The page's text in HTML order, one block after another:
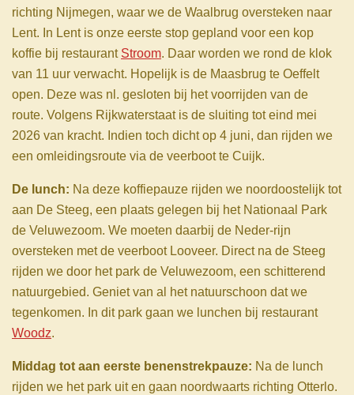
richting Nijmegen, waar we de Waalbrug oversteken naar
Lent. In Lent is onze eerste stop gepland voor een kop
koffie bij restaurant Stroom. Daar worden we rond de klok
van 11 uur verwacht. Hopelijk is de Maasbrug te Oeffelt
open. Deze was nl. gesloten bij het voorrijden van de
route. Volgens Rijkwaterstaat is de sluiting tot eind mei
2026 van kracht. Indien toch dicht op 4 juni, dan rijden we
een omleidingsroute via de veerboot te Cuijk.
De lunch: Na deze koffiepauze rijden we noordoostelijk tot
aan De Steeg, een plaats gelegen bij het Nationaal Park
de Veluwezoom. We moeten daarbij de Neder-rijn
oversteken met de veerboot Looveer. Direct na de Steeg
rijden we door het park de Veluwezoom, een schitterend
natuurgebied. Geniet van al het natuurschoon dat we
tegenkomen. In dit park gaan we lunchen bij restaurant
Woodz.
Middag tot aan eerste benenstrekpauze: Na de lunch
rijden we het park uit en gaan noordwaarts richting Otterlo.